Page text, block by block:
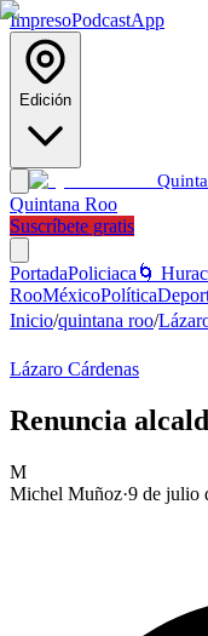
ImpresoPodcastApp
Edición
Quinta
Quintana Roo
Suscríbete gratis
PortadaPoliciaca 🌀
RooMéxicoPolítica
Inicio/quintana roo/
Lázaro Cárdenas
Renuncia
M
Michel Muñoz·9 de julio